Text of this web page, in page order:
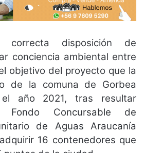
correcta disposición de
conciencia ambiental entre
objetivo del proyecto que la
de la comuna de Gorbea
año 2021, tras resultar
Fondo Concursable de
de Aguas Araucanía
16 contenedores que